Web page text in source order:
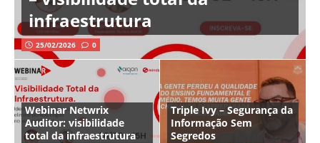
infraestrutura
25/02/2026 0
Webinar Netwrix
Auditor: visibilidade
total da infraestrutura
Triple Ivy – Segurança da
Informação Sem
Segredos